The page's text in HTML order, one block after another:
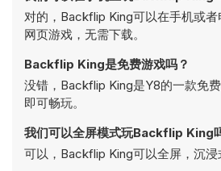
对的，Backflip King可以在手机或
网页游戏，无需下载。
Backflip King是免费游戏吗？
没错，Backflip King是Y8的一款免
即可畅玩。
我们可以全屏模式玩Backflip King
可以，Backflip King可以全屏，沉浸